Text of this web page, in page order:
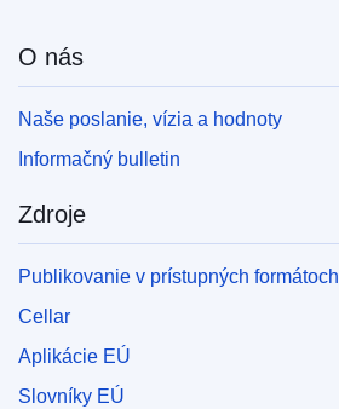
O nás
Naše poslanie, vízia a hodnoty
Informačný bulletin
Zdroje
Publikovanie v prístupných formátoch
Cellar
Aplikácie EÚ
Slovníky EÚ